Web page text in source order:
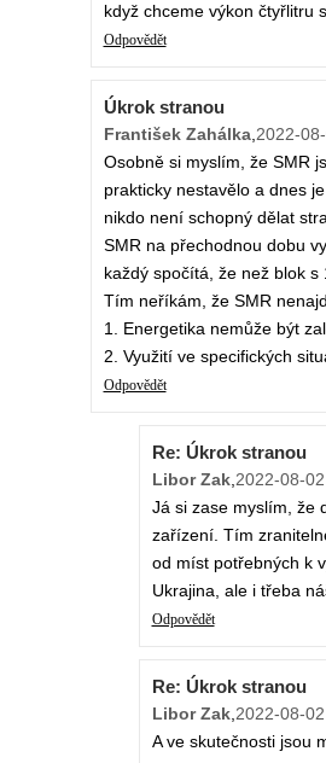
když chceme výkon čtyřlitru
Odpovědět
Úkrok stranou
František Zahálka,2022-
Osobně si myslím, že SMR
prakticky nestavělo a dnes
nikdo není schopný dělat
SMR na přechodnou dobu
každý spočítá, že než blok s
Tím neříkám, že SMR
1. Energetika nemůže být
2. Využití ve specifických
Odpovědět
Re: Úkrok stranou
Libor Zak,2022-08-
Já si zase myslím, že
zařízení. Tím
od míst potřebných k
Ukrajina, ale i třeba
Odpovědět
Re: Úkrok stranou
Libor Zak,2022-08-
A ve skutečnosti jsou